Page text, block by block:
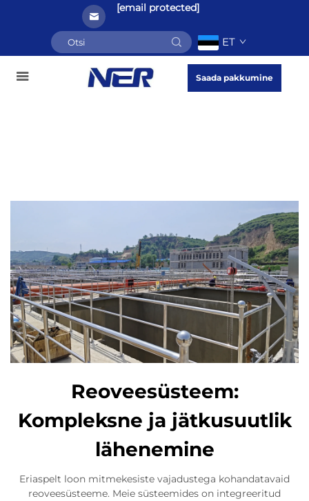
[email protected]
ET
Saada pakkumine
Reoveesüsteem:
Kompleksne ja jätkusuutlik
lähenemine
Eriaspelt loon mitmekesiste vajadustega kohandatavaid
reoveesüsteeme. Meie süsteemides on integreeritud